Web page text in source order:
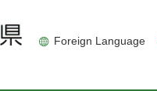
Foreign Language